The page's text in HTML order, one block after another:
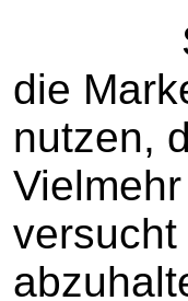
Seite
die
nutzen,